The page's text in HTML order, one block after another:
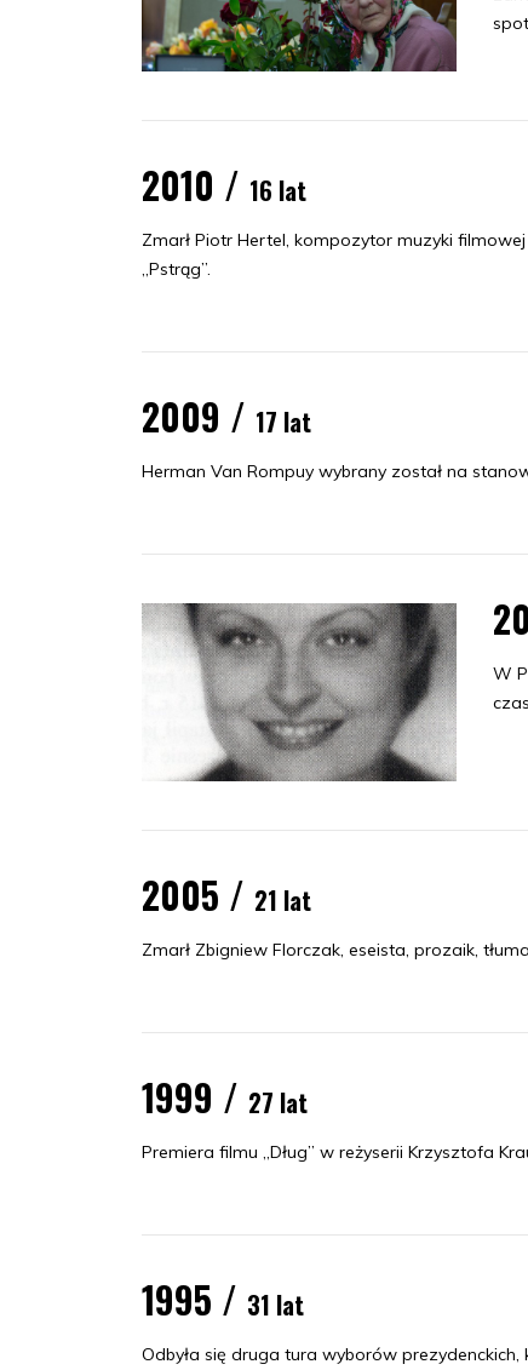
2010 / 16 lat
Zmarł Piotr Hertel, kompozytor muzyki
„Pstrąg”.
2009 / 17 lat
Herman Van Rompuy wybrany został na
W
2005 / 21 lat
Zmarł Zbigniew Florczak, eseista, prozaik,
1999 / 27 lat
Premiera filmu „Dług” w reżyserii Krzysztofa
1995 / 31 lat
Odbyła się druga tura wyborów prezydenckich,